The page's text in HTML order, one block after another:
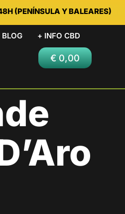
(PENÍNSULA Y BALEARES)
BLOG + INFO CBD
€0,00